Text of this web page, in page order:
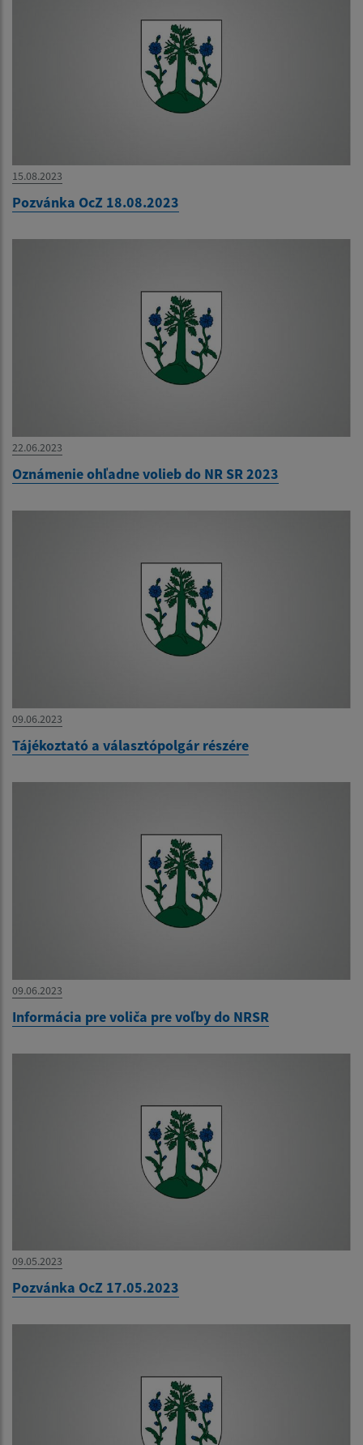
15.08.2023
Pozvánka OcZ 18.08.2023
22.06.2023
Oznámenie ohľadne volieb do NR SR 2023
09.06.2023
Tájékoztató a választópolgár részére
09.06.2023
Informácia pre voliča pre voľby do NRSR
09.05.2023
Pozvánka OcZ 17.05.2023